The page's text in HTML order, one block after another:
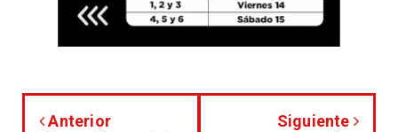
Anterior Siguiente